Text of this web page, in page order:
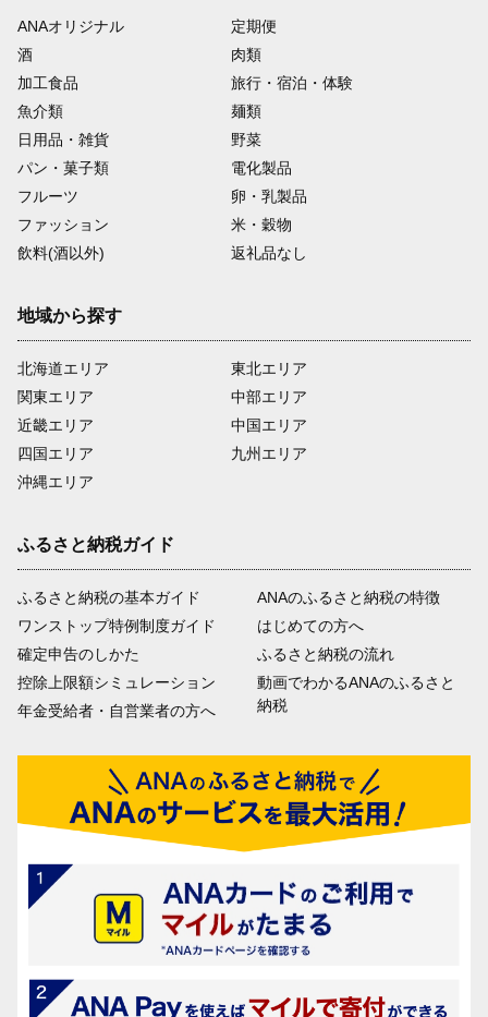
ANAオリジナル
定期便
酒
肉類
加工食品
旅行・宿泊・体験
魚介類
麺類
日用品・雑貨
野菜
パン・菓子類
電化製品
フルーツ
卵・乳製品
ファッション
米・穀物
飲料(酒以外)
返礼品なし
地域から探す
北海道エリア
関東エリア
近畿エリア
四国エリア
沖縄エリア
東北エリア
中部エリア
中国エリア
九州エリア
ふるさと納税ガイド
ふるさと納税の基本ガイド
ワンストップ特例制度ガイド
確定申告のしかた
控除上限額シミュレーション
年金受給者・自営業者の方へ
ANAのふるさと納税の特徴
はじめての方へ
ふるさと納税の流れ
動画でわかるANAのふるさと
納税